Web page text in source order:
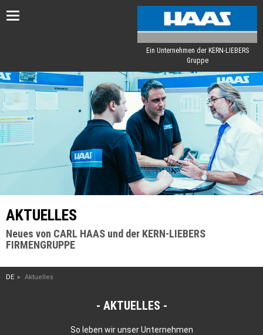
Toggle
Ein Unternehmen der KERN-LIEBERS
Gruppe
AKTUELLES
Neues von CARL HAAS und der KERN-LIEBERS
FIRMENGRUPPE
DE Aktuelles
AKTUELLES
So leben wir unser Unternehmen